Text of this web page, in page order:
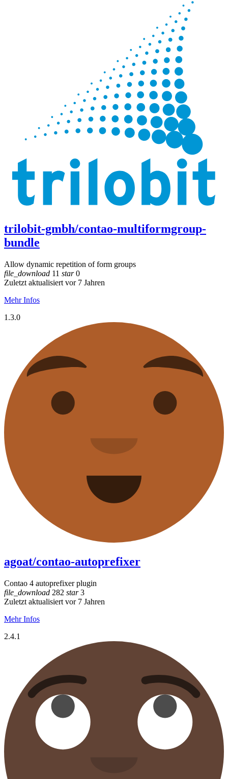
trilobit-gmbh/contao-multiformgroup-
bundle
Allow dynamic repetition of form groups
file_download 11 star0
Zuletzt aktualisiert vor 7 Jahren
Mehr Infos
1.3.0
agoat/contao-autoprefixer
Contao 4 autoprefixer plugin
file_download 282 star3
Zuletzt aktualisiert vor 7 Jahren
Mehr Infos
2.4.1